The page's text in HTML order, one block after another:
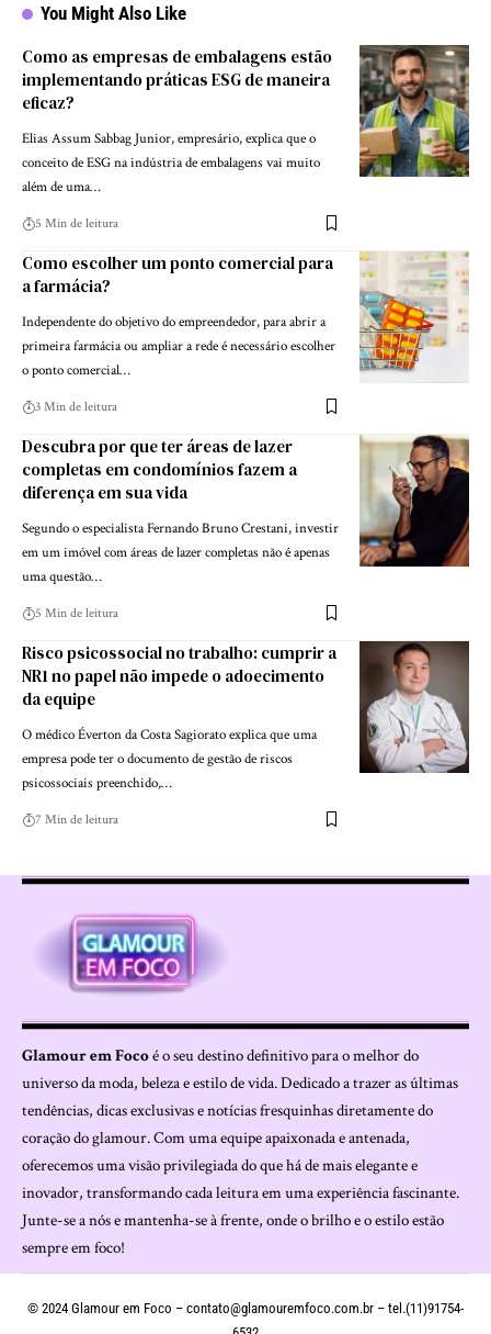
You Might Also Like
Como as empresas de embalagens estão
implementando práticas ESG de maneira
eficaz?
Elias Assum Sabbag Junior, empresário, explica que o
conceito de ESG na indústria de embalagens vai muito
além de uma…
5 Min de leitura
Como escolher um ponto comercial para
a farmácia?
Independente do objetivo do empreendedor, para abrir a
primeira farmácia ou ampliar a rede é necessário escolher
o ponto comercial…
3 Min de leitura
Descubra por que ter áreas de lazer
completas em condomínios fazem a
diferença em sua vida
Segundo o especialista Fernando Bruno Crestani, investir
em um imóvel com áreas de lazer completas não é apenas
uma questão…
5 Min de leitura
Risco psicossocial no trabalho: cumprir a
NR1 no papel não impede o adoecimento
da equipe
O médico Éverton da Costa Sagiorato explica que uma
empresa pode ter o documento de gestão de riscos
psicossociais preenchido,…
7 Min de leitura
Glamour em Focoé o seu destino definitivo para o melhor do
universo da moda, beleza e estilo de vida. Dedicado a trazer as últimas
tendências, dicas exclusivas e notícias fresquinhas diretamente do
coração do glamour. Com uma equipe apaixonada e antenada,
oferecemos uma visão privilegiada do que há de mais elegante e
inovador, transformando cada leitura em uma experiência fascinante.
Junte-se a nós e mantenha-se à frente, onde o brilho e o estilo estão
sempre em foco!
© 2024 Glamour em Foco – contato@glamouremfoco.com.br – tel.(11)91754-